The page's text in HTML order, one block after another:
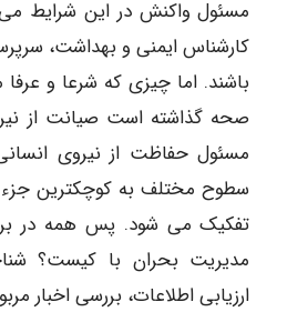
مسئول واکنش در این شرایط
کارشناس ایمنی و بهداشت،
باشند. اما چیزی که شرعا و
صحه گذاشته است صیانت از
مسئول حفاظت از نیروی
سطوح مختلف به کوچکترین
تفکیک می شود. پس همه در
مدیریت بحران با کیست؟
ارزیابی اطلاعات، بررسی اخبار